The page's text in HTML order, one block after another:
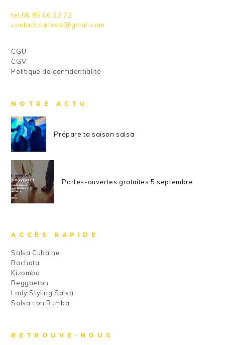
tel:06 85 66 32 72
contact.callesol@gmail.com
CGU
CGV
Politique de confidentialité
NOTRE ACTU
Prépare ta saison salsa
Portes-ouvertes gratuites 5 septembre
ACCÈS RAPIDE
Salsa Cubaine
Bachata
Kizomba
Reggaeton
Lady Styling Salsa
Salsa con Rumba
RETROUVE-NOUS